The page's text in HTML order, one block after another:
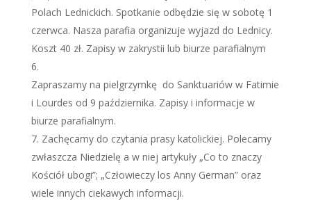
Polach Lednickich. Spotkanie odbędzie się w sobotę 1
czerwca. Nasza parafia organizuje wyjazd do Lednicy.
Koszt 40 zł. Zapisy w zakrystii lub biurze parafialnym
Zapraszamy na pielgrzymkę do Sanktuariów w Fatimie
i Lourdes od 9 października. Zapisy i informacje w
biurze parafialnym.
Zachęcamy do czytania prasy katolickiej. Polecamy
zwłaszcza Niedzielę a w niej artykuły „Co to znaczy
Kościół ubogi”; „Człowieczy los Anny German” oraz
wiele innych ciekawych informacji.